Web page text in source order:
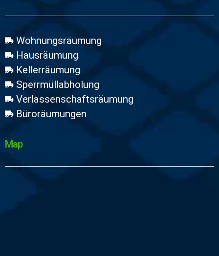
Wohnungsräumung
Hausräumung
Kellerräumung
Sperrmüllabholung
Verlassenschaftsräumung
Büroräumungen
Map